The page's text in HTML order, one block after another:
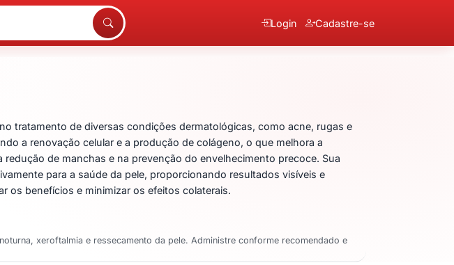
Login Cadastre-se
de Retinol
tratamento de diversas condições dermatológicas, como acne, rugas e
a renovação celular e a produção de colágeno, o que melhora a
de manchas e na prevenção do envelhecimento precoce. Sua
para a saúde da pele, proporcionando resultados visíveis e
os benefícios e minimizar os efeitos colaterais.
xeroftalmia e ressecamento da pele. Administre conforme recomendado e